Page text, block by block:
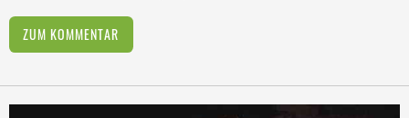
ZUM KOMMENTAR